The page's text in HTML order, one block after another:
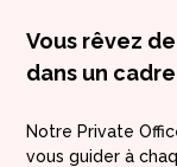
Vous rêvez
dans un
Notre Private
vous guider à